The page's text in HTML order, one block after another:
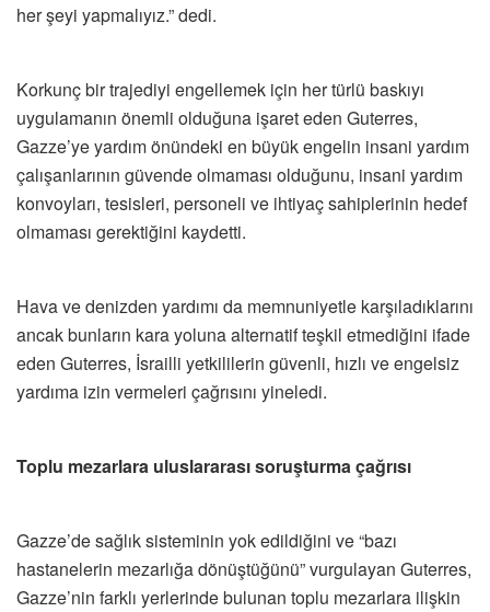
her şeyi yapmalıyız.” dedi.
Korkunç bir trajediyi engellemek için her türlü baskıyı
uygulamanın önemli olduğuna işaret eden ​​​​​​​Guterres,
Gazze’ye yardım önündeki en büyük engelin insani yardım
çalışanlarının güvende olmaması olduğunu, insani yardım
konvoyları, tesisleri, personeli ve ihtiyaç sahiplerinin hedef
olmaması gerektiğini kaydetti.
Hava ve denizden yardımı da memnuniyetle karşıladıklarını
ancak bunların kara yoluna alternatif teşkil etmediğini ifade
eden Guterres, İsrailli yetkililerin güvenli, hızlı ve engelsiz
yardıma izin vermeleri çağrısını yineledi.
Toplu mezarlara uluslararası soruşturma çağrısı
Gazze’de sağlık sisteminin yok edildiğini ve “bazı
hastanelerin mezarlığa dönüştüğünü” vurgulayan Guterres,
Gazze’nin farklı yerlerinde bulunan toplu mezarlara ilişkin